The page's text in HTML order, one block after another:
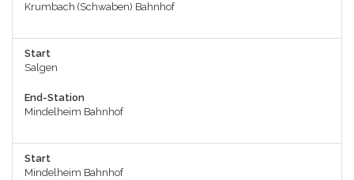
Krumbach (Schwaben) Bahnhof
Start
Salgen
End-Station
Mindelheim Bahnhof
Start
Mindelheim Bahnhof